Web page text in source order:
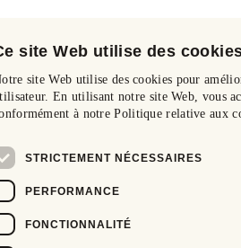
site Web utilise des
site Web utilise des cookies pour
En utilisant notre site Web, vous
à notre Politique relative aux
STRICTEMENT NÉCESSAIRES
PERFORMANCE
FONCTIONNALITÉ